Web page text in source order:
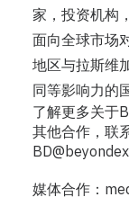
家，投资机构
面向全球市场
地区与拉斯维
同等影响力的
了解更多关于
其他合作，联
媒体合作：